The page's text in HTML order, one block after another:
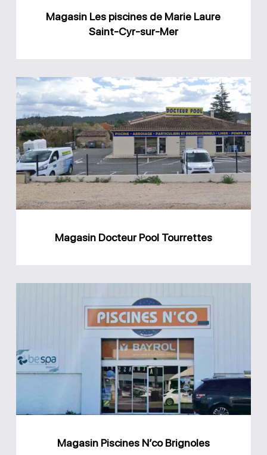
Magasin Les piscines de Marie Laure
Saint-Cyr-sur-Mer
Magasin
Docteur
Pool
Tourrettes
Magasin Docteur Pool Tourrettes
Piscines
N’co
Brignoles
Magasin Piscines N’co Brignoles